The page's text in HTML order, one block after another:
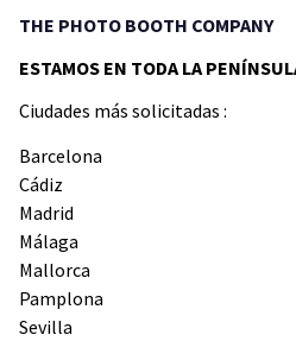
THE PHOTO BOOTH COMPANY
ESTAMOS EN TODA LA
Ciudades más solicitadas :
Barcelona
Cádiz
Madrid
Málaga
Mallorca
Pamplona
Sevilla